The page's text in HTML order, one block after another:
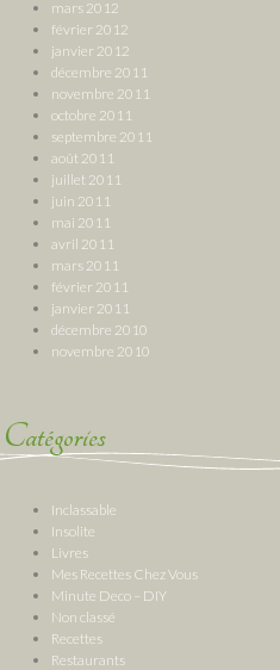
mars 2012
février 2012
janvier 2012
décembre 2011
novembre 2011
octobre 2011
septembre 2011
août 2011
juillet 2011
juin 2011
mai 2011
avril 2011
mars 2011
février 2011
janvier 2011
décembre 2010
novembre 2010
Catégories
Inclassable
Insolite
Livres
Mes Recettes Chez Vous
Minute Deco – DIY
Non classé
Recettes
Restaurants